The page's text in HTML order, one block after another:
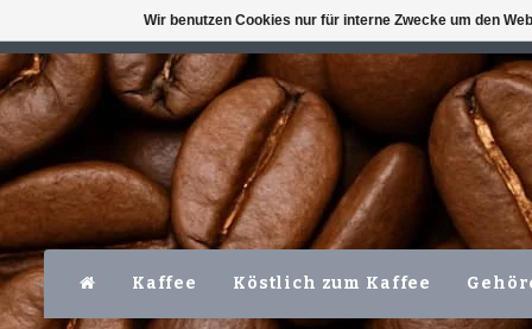
VERFÜGBAR MO-FR VOR 16 UHR
Kaffee Köstlich zum Kaffee
Wir benutzen Cookies nur für interne Zwecke um den